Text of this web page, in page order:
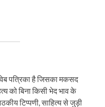
पत्रिका है जिसका मकसद
को बिना किसी भेद भाव के
टिप्पणी, साहित्य से जुड़ी